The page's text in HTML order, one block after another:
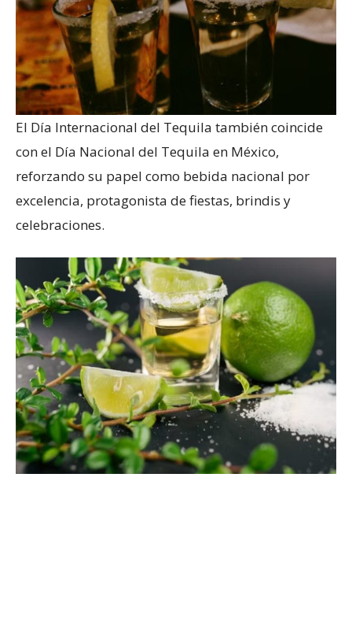
El Día Internacional del Tequila también coincide
con el Día Nacional del Tequila en México,
reforzando su papel como bebida nacional por
excelencia, protagonista de fiestas, brindis y
celebraciones.